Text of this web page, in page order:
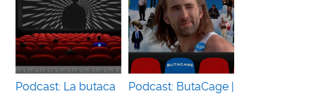
Podcast: La butaca
Podcast: ButaCage |